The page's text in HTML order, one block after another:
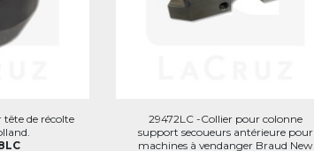
de récolte
29472LC -Collier pour colonne
support secoueurs antérieure pour
machines à vendanger Braud New